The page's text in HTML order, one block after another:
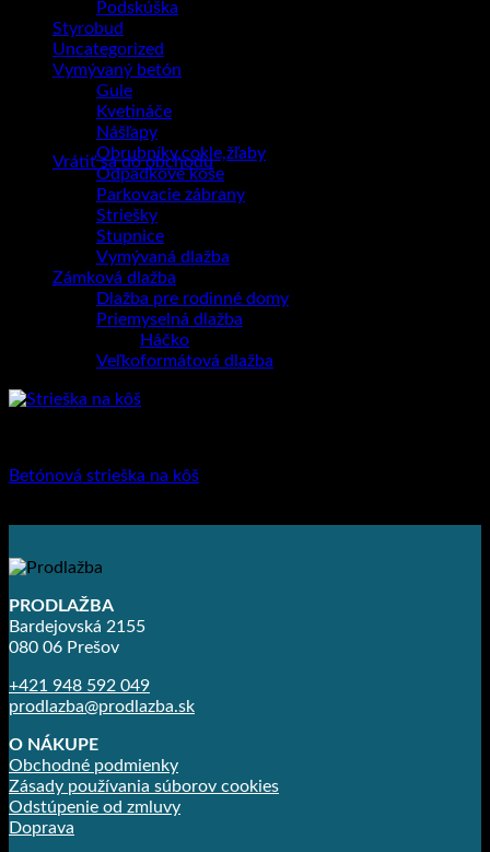
Žiadne produkty v košíku.
Vrátiť sa do obchodu
Podskúška
Styrobud
Uncategorized
Vymývaný betón
Gule
Kvetináče
Nášľapy
Obrubníky,cokle,žľaby
Odpadkové koše
Parkovacie zábrany
Striešky
Stupnice
Vymývaná dlažba
Zámková dlažba
Dlažba pre rodinné domy
Priemyselná dlažba
Háčko
Veľkoformátová dlažba
Betónová strieška na kôš
PRODLAŽBA
Bardejovská 2155
080 06 Prešov
+421 948 592 049
prodlazba@prodlazba.sk
O NÁKUPE
Obchodné podmienky
Zásady používania súborov cookies
Odstúpenie od zmluvy
Doprava